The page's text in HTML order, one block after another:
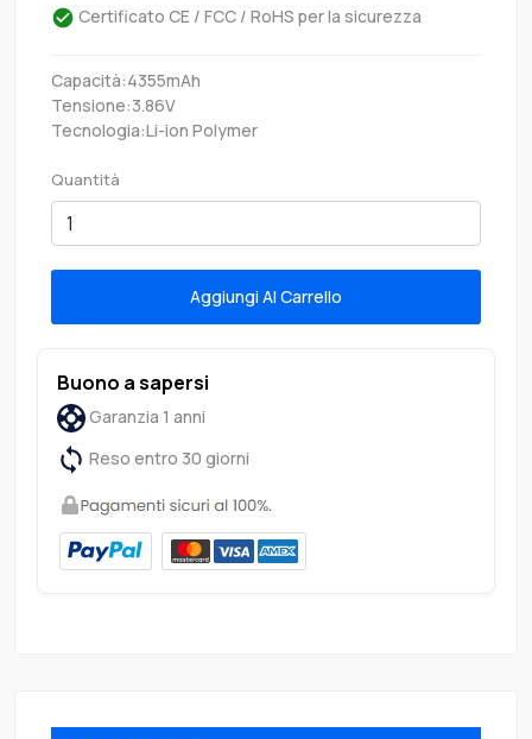
Certificato CE / FCC / RoHS per la sicurezza
Capacità:4355mAh
Tensione:3.86V
Tecnologia:Li-ion Polymer
Quantità
Aggiungi Al Carrello
Buono a sapersi
Garanzia 1 anni
Reso entro 30 giorni